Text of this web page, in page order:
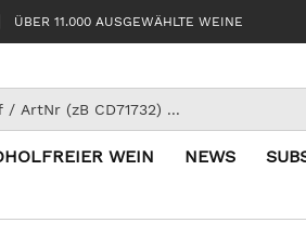
ÜBER 11.000 AUSGEWÄHLTE WEINE
WEIN NEWS